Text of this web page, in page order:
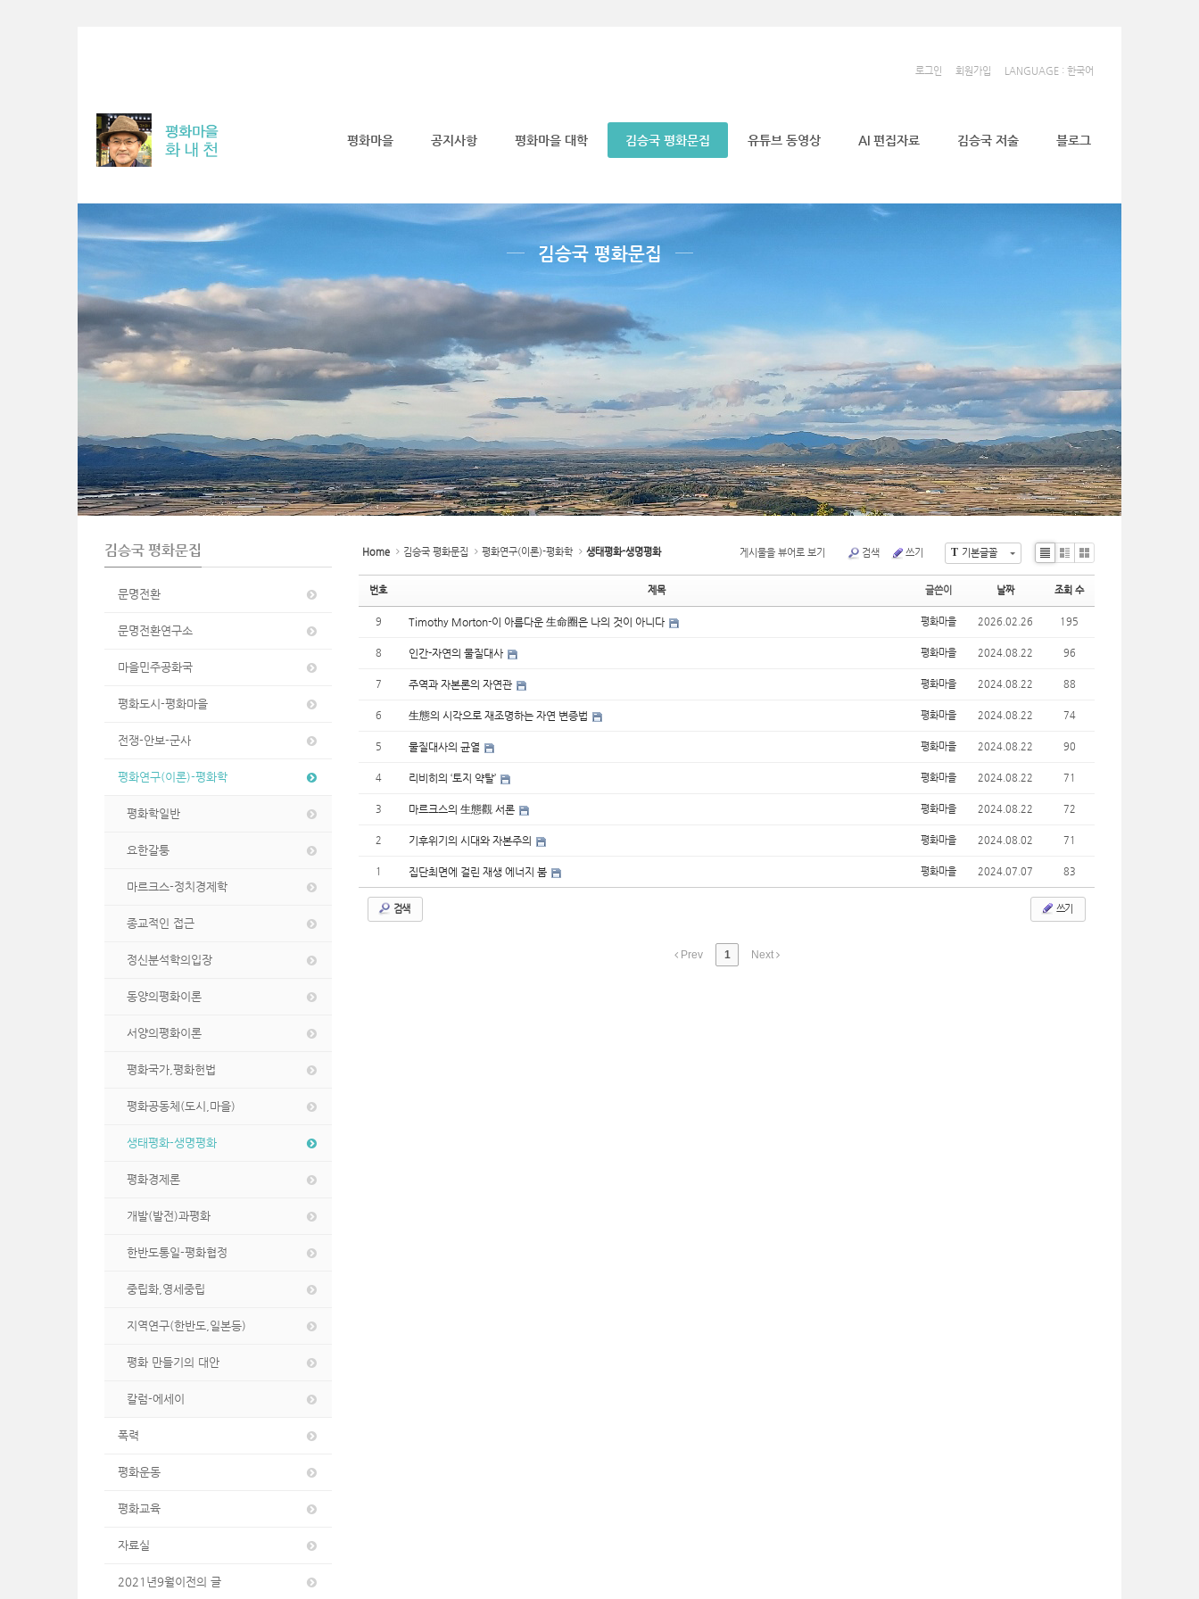
로그인 회원가입 LANGUAGE : 한국어
평화마을 공지사항 평화마을 대학 김승국 평화문집 유튜브 동영상 AI 편집자료 김승국 저술 블로그
u
P
o
i
김승국 평화문집
김승국 평화문집
문명전환
문명전환연구소
마을민주공화국
평화도시-평화마을
전쟁-안보-군사
평화연구(이론)-평화학
평화학일반
요한갈퉁
마르크스-정치경제학
종교적인 접근
정신분석학의입장
동양의평화이론
서양의평화이론
평화국가,평화헌법
평화공동체(도시,마을)
생태평화-생명평화
평화경제론
개발(발전)과평화
한반도통일-평화협정
중립화,영세중립
지역연구(한반도,일본등)
평화 만들기의 대안
칼럼-에세이
폭력
평화운동
평화교육
자료실
2021년9월이전의 글
Home 김승국 평화문집 평화연구(이론)-평화학 생태평화-생명평화 T 기본글꼴
게시물을 뷰어로 보기 검색 쓰기
Li
Zi
n
G
al
le
번호 제목 글쓴이 날짜 조회 수
9 Timothy Morton-이 아름다운 生命圈은 나의 것이 아니다 평화마을 2026.02.26 195
8 인간-자연의 물질대사 평화마을 2024.08.22 96
7 주역과 자본론의 자연관 평화마을 2024.08.22 88
6 生態의 시각으로 재조명하는 자연 변증법 평화마을 2024.08.22 74
5 물질대사의 균열 평화마을 2024.08.22 90
4 리비히의 ‘토지 약탈’ 평화마을 2024.08.22 71
3 마르크스의 生態觀 서론 평화마을 2024.08.22 72
2 기후위기의 시대와 자본주의 평화마을 2024.08.02 71
1 집단최면에 걸린 재생 에너지 붐 평화마을 2024.07.07 83
검색 쓰기
Prev 1 Next